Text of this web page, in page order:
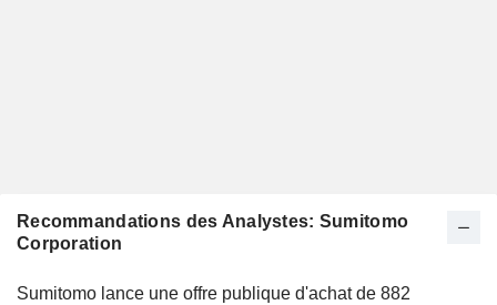
Recommandations des Analystes: Sumitomo
Corporation
Sumitomo lance une offre publique d'achat de 882